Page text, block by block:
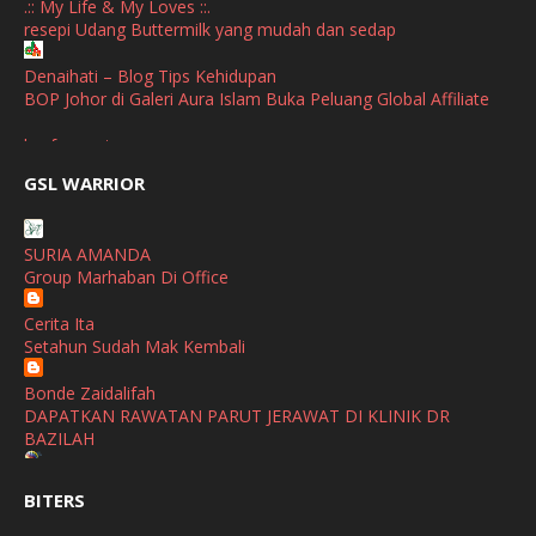
September
April
March (1)
January
November
October
August
July
June
.:: My Life & My Loves ::.
resepi Udang Buttermilk yang mudah dan sedap
Denaihati – Blog Tips Kehidupan
BOP Johor di Galeri Aura Islam Buka Peluang Global Affiliate
broframestone
Buatan Malaysia
SHALIMAR YUSOF
Selamat Maju Jaya Untuk Puan Intan
Show All
GSL WARRIOR
SURIA AMANDA
Group Marhaban Di Office
Cerita Ita
Setahun Sudah Mak Kembali
Bonde Zaidalifah
DAPATKAN RAWATAN PARUT JERAWAT DI KLINIK DR
BAZILAH
Huawei Pura 90s Series & Huawei Freeclip 2 S Now Available
BITERS